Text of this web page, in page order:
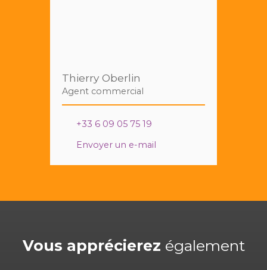
Thierry Oberlin
Agent commercial
+33 6 09 05 75 19
Envoyer un e-mail
Vous apprécierez également